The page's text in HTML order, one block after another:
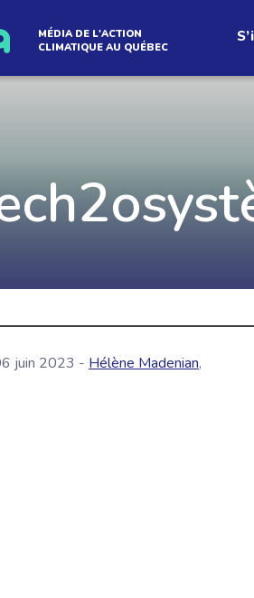
qui
et inspirantes. Ici au Québec.
MÉDIA DE L'ACTION
CLIMATIQUE AU QUÉBEC
juin 2023 - Hélène Madenian,